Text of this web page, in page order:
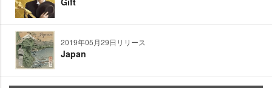
2019年05月29日リリース
Japan